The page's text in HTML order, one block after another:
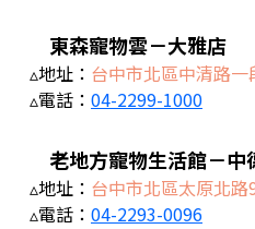
東森寵物雲－大雅店
▵地址： 台中市北區中清路一
▵電話： 04-2299-1000
老地方寵物生活館－中
▵地址： 台中市北區太原北路
▵電話： 04-2293-0096